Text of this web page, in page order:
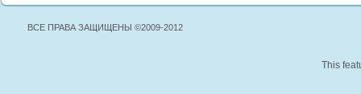
ВСЕ ПРАВА ЗАЩИЩЕНЫ ©2009-2012
This